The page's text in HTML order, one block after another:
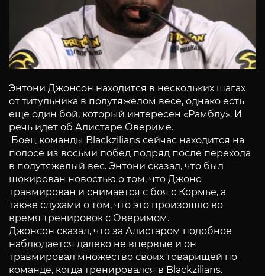
Энтони Джонсон находится в нескольких шагах
от титульника в полутяжелом весе, однако есть
еще один бой, который интересен «Рамблу». И
речь идет об Алистаре Овериме.
Боец команды Blackzilians сейчас находится на
полосе из восьми побед подряд после перехода
в полутяжелый вес. Энтони сказал, что был
шокирован новостью о том, что Джонс
травмирован и снимается с боя с Кормье, а
также слухами о том, что это произошло во
время тренировок с Оверимом.
Джонсон сказал, что за Алистаром подобное
наблюдается далеко не впервые и он
травмировал множество своих товарищей по
команде, когда тренировался в Blackzilians.